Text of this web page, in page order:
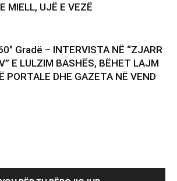
MIELL, UJË E VEZË
Gradë – INTERVISTA NË “ZJARR
E LULZIM BASHËS, BËHET LAJM
PORTALE DHE GAZETA NË VEND